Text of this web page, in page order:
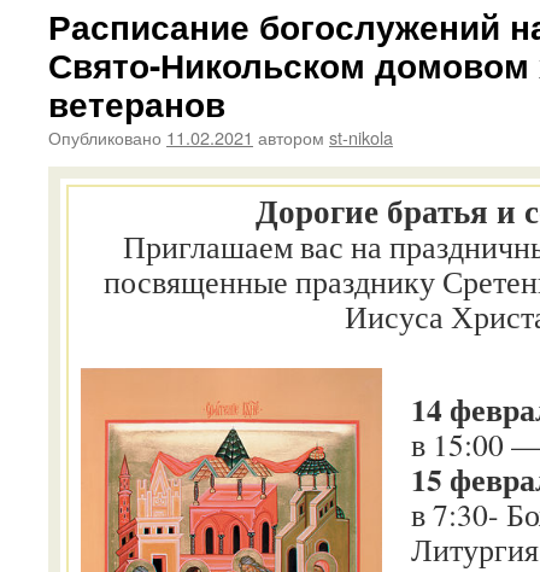
Расписание богослужений
Свято-Никольском
ветеранов
Опубликовано 11.02.2021 автором st-nikola
Дорогие братья и
Приглашаем вас на
посвященные празднику
Иисуса
14
в 15:00
15
в 7:30-
Литургия